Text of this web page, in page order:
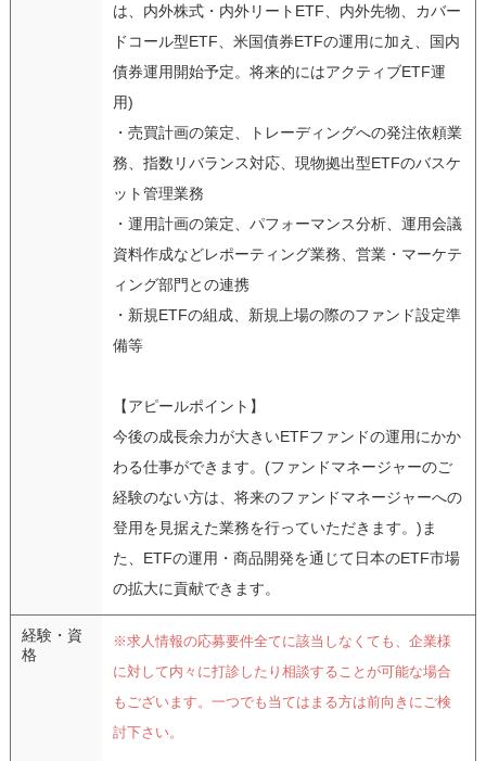
は、内外株式・内外リートETF、内外先物、カバー
ドコール型ETF、米国債券ETFの運用に加え、国内
債券運用開始予定。将来的にはアクティブETF運
用)
・売買計画の策定、トレーディングへの発注依頼業
務、指数リバランス対応、現物拠出型ETFのバスケ
ット管理業務
・運用計画の策定、パフォーマンス分析、運用会議
資料作成などレポーティング業務、営業・マーケテ
ィング部門との連携
・新規ETFの組成、新規上場の際のファンド設定準
備等
【アピールポイント】
今後の成長余力が大きいETFファンドの運用にかか
わる仕事ができます。(ファンドマネージャーのご
経験のない方は、将来のファンドマネージャーへの
登用を見据えた業務を行っていただきます。)ま
た、ETFの運用・商品開発を通じて日本のETF市場
の拡大に貢献できます。
経験・資
格
※求人情報の応募要件全てに該当しなくても、企業様
に対して内々に打診したり相談することが可能な場合
もございます。一つでも当てはまる方は前向きにご検
討下さい。